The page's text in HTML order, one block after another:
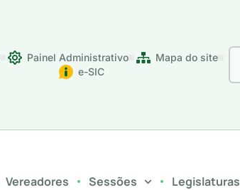
Painel Administrativo
Mapa do site
e-SIC
Vereadores Sessões Legislaturas